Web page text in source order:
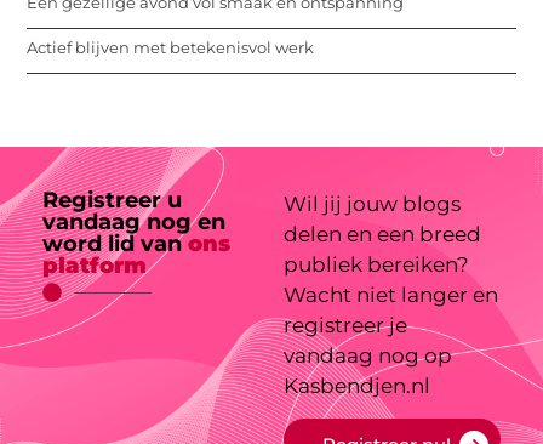
Actief blijven met betekenisvol werk
Registreer u
vandaag nog en
word lid vanons
platform
Wil jij jouw blogs
delen en een breed
publiek bereiken?
Wacht niet langer en
registreer je
vandaag nog op
Kasbendjen.nl